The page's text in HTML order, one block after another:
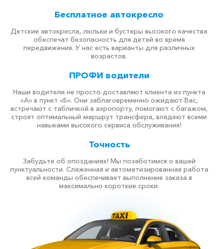
Бесплатное автокресло
Детские автокресла, люльки и бустеры высокого качества
обеспечат безопасность для детей во время
передвижения. У нас есть варианты для различных
возрастов.
ПРОФИ водители
Наши водители не просто доставляют клиента из пункта
«А» в пункт «Б». Они заблаговременно ожидают Вас,
встречают с табличкой в аэропорту, помогают с багажом,
строят оптимальный маршрут трансфера, владеют всеми
навыками высокого сервиса обслуживания!
Точность
Забудьте об опозданиях! Мы позаботимся о вашей
пунктуальности. Слаженная и автоматизированная работа
всей команды обеспечивает выполнение заказа в
максимально короткие сроки.